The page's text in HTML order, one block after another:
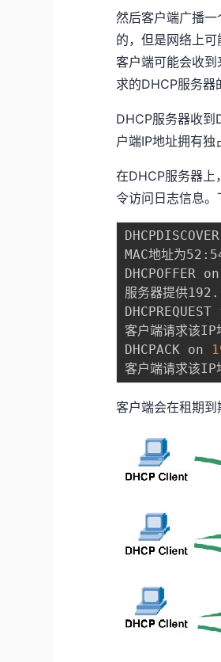
然后客户端广播
的，但是网络上可
客户端可能会收
求的DHCP服务器
DHCP服务器收到
户端IP地址拥有独
在DHCP服务器
令访问日志信息。
MAC地址为
DHCPOFFER on
服务器提供
DHCPREQUEST
客户端请求该IP
DHCPACK on
客户端会在租期到